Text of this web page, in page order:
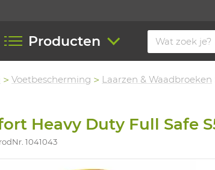
Producten
Voetbescherming Laarzen & Waadbroeken
Heavy Duty Full Safe
1041043